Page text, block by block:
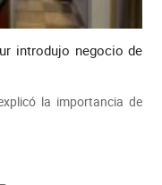
introdujo negocio de
la importancia de